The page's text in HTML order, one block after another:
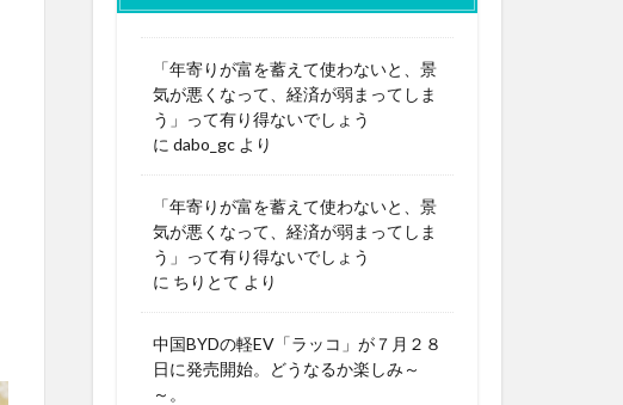
「年寄りが富を蓄えて使わないと、景
気が悪くなって、経済が弱まってしま
う」って有り得ないでしょう
に dabo_gc より
「年寄りが富を蓄えて使わないと、景
気が悪くなって、経済が弱まってしま
う」って有り得ないでしょう
に ちりとて より
中国BYDの軽EV「ラッコ」が７月２８
日に発売開始。どうなるか楽しみ～
～。